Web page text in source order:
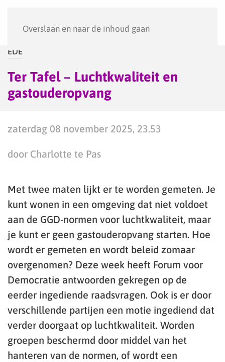
Overslaan en naar de inhoud gaan
EDE
Ter Tafel – Luchtkwaliteit en
gastouderopvang
zaterdag 08 november 2025, 23.53
door Charlotte te Pas
Met twee maten lijkt er te worden gemeten. Je
kunt wonen in een omgeving dat niet voldoet
aan de GGD-normen voor luchtkwaliteit, maar
je kunt er geen gastouderopvang starten. Hoe
wordt er gemeten en wordt beleid zomaar
overgenomen? Deze week heeft Forum voor
Democratie antwoorden gekregen op de
eerder ingediende raadsvragen. Ook is er door
verschillende partijen een motie ingediend dat
verder doorgaat op luchtkwaliteit. Worden
groepen beschermd door middel van het
hanteren van de normen, of wordt een